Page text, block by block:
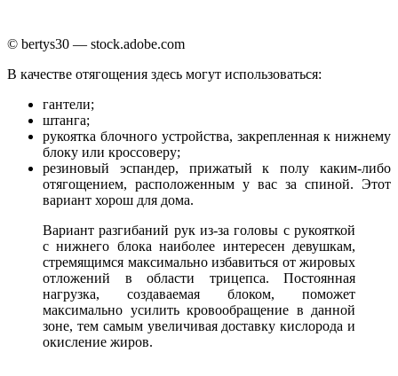
© bertys30 — stock.adobe.com
В качестве отягощения здесь могут использоваться:
гантели;
штанга;
рукоятка блочного устройства, закрепленная к нижнему
блоку или кроссоверу;
резиновый эспандер, прижатый к полу каким-либо
отягощением, расположенным у вас за спиной. Этот
вариант хорош для дома.
Вариант разгибаний рук из-за головы с рукояткой
с нижнего блока наиболее интересен девушкам,
стремящимся максимально избавиться от жировых
отложений в области трицепса. Постоянная
нагрузка, создаваемая блоком, поможет
максимально усилить кровообращение в данной
зоне, тем самым увеличивая доставку кислорода и
окисление жиров.